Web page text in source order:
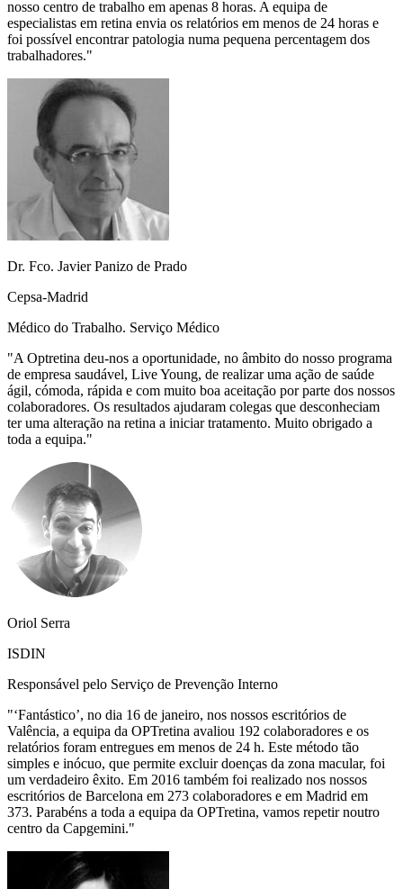
nosso centro de trabalho em apenas 8 horas. A equipa de
especialistas em retina envia os relatórios em menos de 24 horas e
foi possível encontrar patologia numa pequena percentagem dos
trabalhadores."
Dr. Fco. Javier Panizo de Prado
Cepsa-Madrid
Médico do Trabalho. Serviço Médico
"A Optretina deu-nos a oportunidade, no âmbito do nosso programa
de empresa saudável, Live Young, de realizar uma ação de saúde
ágil, cómoda, rápida e com muito boa aceitação por parte dos nossos
colaboradores. Os resultados ajudaram colegas que desconheciam
ter uma alteração na retina a iniciar tratamento. Muito obrigado a
toda a equipa."
Oriol Serra
ISDIN
Responsável pelo Serviço de Prevenção Interno
"‘Fantástico’, no dia 16 de janeiro, nos nossos escritórios de
Valência, a equipa da OPTretina avaliou 192 colaboradores e os
relatórios foram entregues em menos de 24 h. Este método tão
simples e inócuo, que permite excluir doenças da zona macular, foi
um verdadeiro êxito. Em 2016 também foi realizado nos nossos
escritórios de Barcelona em 273 colaboradores e em Madrid em
373. Parabéns a toda a equipa da OPTretina, vamos repetir noutro
centro da Capgemini."